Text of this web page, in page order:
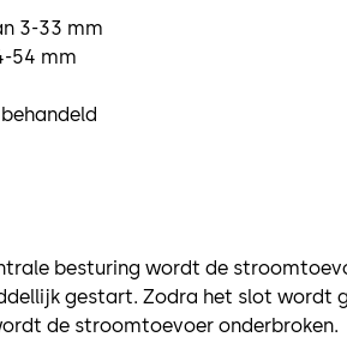
3-33 mm
54 mm
besturing wordt de
gestart. Zodra het slot wordt
de stroomtoevoer onderbroken.